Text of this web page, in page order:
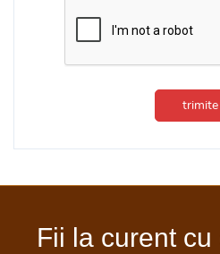
trimite
Fii la curent